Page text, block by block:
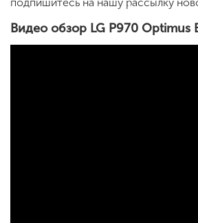
Видео обзор LG P970 Optimus